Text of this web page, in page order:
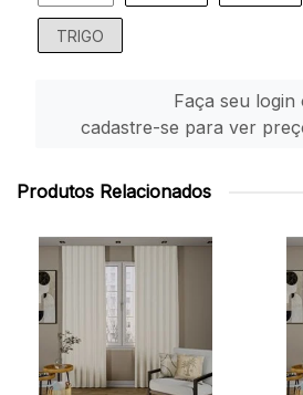
TRIGO
Faça seu login
cadastre-se para ver
Produtos Relacionados